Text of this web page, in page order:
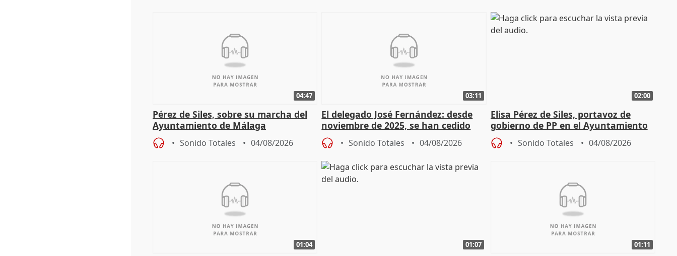
04:47
Pérez de Siles, sobre su marcha del
Ayuntamiento de Málaga
Sonido Totales 04/08/2026
03:11
El delegado José Fernández: desde
noviembre de 2025, se han cedido
9.810 ayudas por nacimiento
Sonido Totales 04/08/2026
02:00
Elisa Pérez de Siles, portavoz de
gobierno de PP en el Ayuntamiento
de Málaga, deja la política
Sonido Totales 04/08/2026
01:04 01:07 01:11